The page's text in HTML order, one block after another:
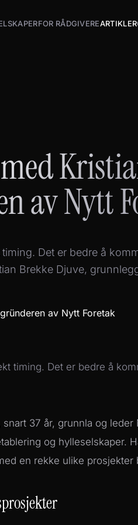
FOR RÅDGIVEREARTIKLER
av Nytt
Det er bedre å
Brekke Djuve,
timing. Det er bedre å
snart 37 år, grunnla og
og hylleselskaper.
en rekke ulike prosjekter